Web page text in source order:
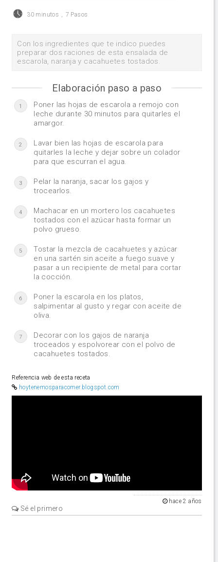
30 minutos , 7 Pasos
Con los ingredientes que te indico puedes
preparar dos raciones de esta ensalada de
escarola, naranja y cacahuetes tostados.
Elaboración paso a paso
1
Poner las hojas de escarola a remojo con
leche durante 30 minutos para quitarles el
amargor.
2
Lavar bien las hojas de escarola para
quitarles la leche y dejar sobre un colador
para que escurran el agua.
3
Pelar la naranja, sacar los gajos y
trocearlos.
4
Machacar en un mortero los cacahuetes
tostados con el azúcar hasta formar un
polvo grueso.
5
Tostar la mezcla de cacahuetes y azúcar
en una sartén sin aceite a fuego suave y
pasar a un recipiente de metal para cortar
la cocción.
6
Poner la escarola en los platos,
salpimentar al gusto y regar con aceite de
oliva.
7
Decorar con los gajos de naranja
troceados y espolvorear con el polvo de
cacahuetes tostados.
Referencia web de esta receta
hoytenemosparacomer.blogspot.com
hace 2 años
Sé el primero